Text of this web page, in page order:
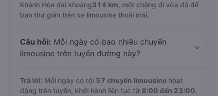
Khánh Hòa dài khoảng314 km , một chặng đi vừa đủ để
bạn thư giãn trên xe limousine thoải mái.
Câu hỏi: Mỗi ngày có bao nhiêu chuyến
limousine trên tuyến đường này?
Trả lời: Mỗi ngày có tới 57 chuyến limousine hoạt
động trên tuyến, khởi hành liên tục từ 8:00 đến 23:00.